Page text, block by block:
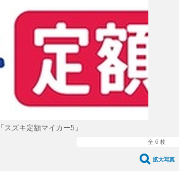
愛車 File
ストップ！不具合修理＆粗悪修理
洗車
「スズキ定額マイカー5」
全 6 枚
拡大写真